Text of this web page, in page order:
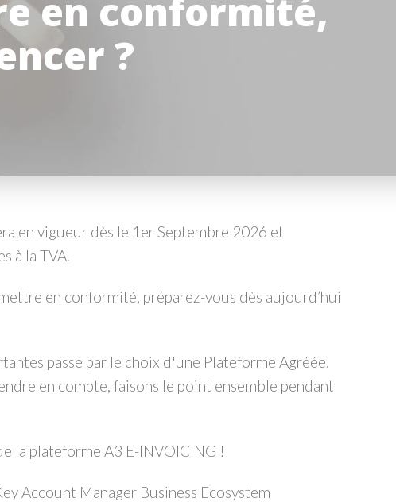
en conformité,
?
en vigueur dès le 1er Septembre 2026 et
à la TVA.
en conformité, préparez-vous dès aujourd’hui
passe par le choix d'une Plateforme Agréée.
en compte, faisons le point ensemble pendant
la plateforme A3 E-INVOICING !
Account Manager Business Ecosystem